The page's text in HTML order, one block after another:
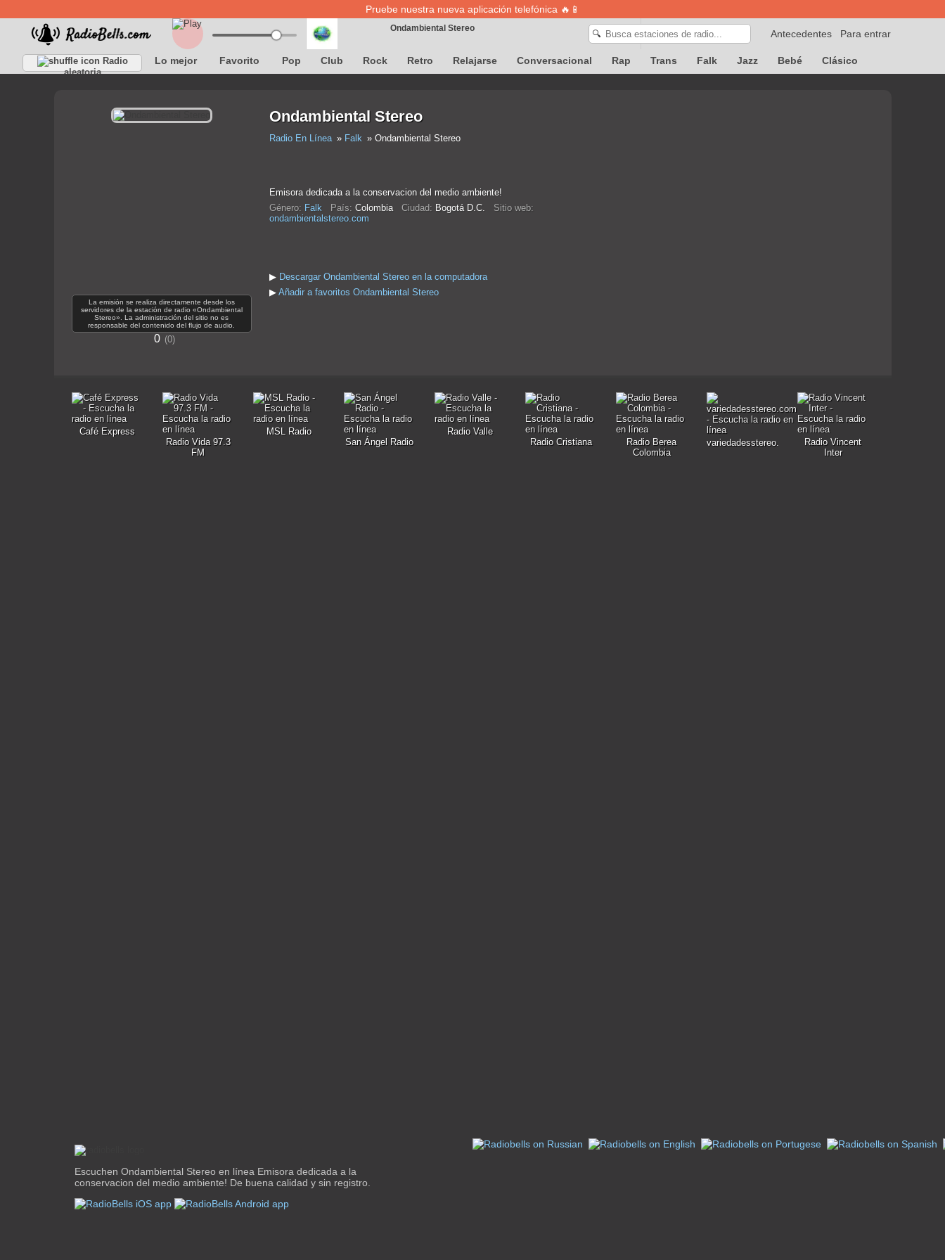
Pruebe nuestra nueva aplicación telefónica 🔥📱
Para entrar
Antecedentes
🔍
Ondambiental Stereo
Radio
aleatoria
Lo mejor Favorito Pop Club Rock Retro Relajarse Conversacional Rap Trans Falk Jazz Bebé Clásico
La emisión se realiza directamente desde los
servidores de la estación de radio «Ondambiental
Stereo». La administración del sitio no es
responsable del contenido del flujo de audio.
0 0
Ondambiental Stereo
Radio En Línea Falk Ondambiental Stereo
Emisora dedicada a la conservacion del medio ambiente!
Género: Falk País: Colombia Ciudad: Bogotá D.C. Sitio web:
ondambientalstereo.com
▶ Descargar Ondambiental Stereo en la computadora
▶ Añadir a favoritos Ondambiental Stereo
Café Express
Radio Vida 97.3
FM
MSL Radio
San Ángel Radio
Radio Valle
Radio Cristiana
Radio Berea
Colombia
variedadesstereo.com
Radio Vincent
Inter
Escuchen Ondambiental Stereo en línea Emisora dedicada a la
conservacion del medio ambiente! De buena calidad y sin registro.